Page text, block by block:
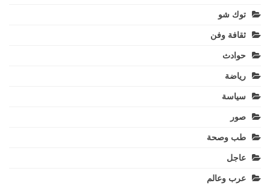
توك شو
ثقافة وفن
حوادث
رياضة
سياسة
صور
طب وصحة
عاجل
عرب وعالم